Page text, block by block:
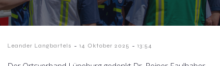
Leander Langbartels - 14 Oktober 2025 - 13:54